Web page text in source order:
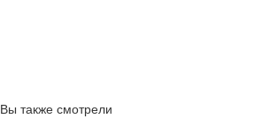
Вы также смотрели